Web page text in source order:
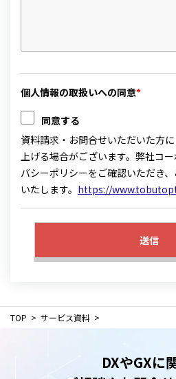
個人情報の取扱いへの同意*
同意する
資料請求・お問合せいただいた方
上げる場合がございます。弊社コ
バシーポリシーをご確認いただき
いたします。 https://
送信
TOP サービス資料
DXやGXに